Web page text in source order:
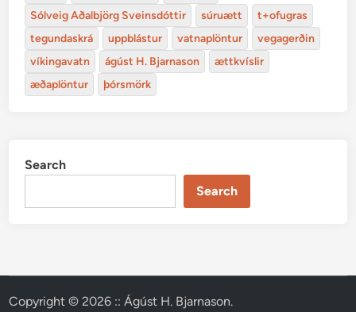
Sólveig Aðalbjörg Sveinsdóttir
súruætt
t+ofugras
tegundaskrá
uppblástur vatnaplöntur
vegagerðin
víkingavatn
ágúst H. Bjarnason
ættkvíslir
æðaplöntur
þórsmörk
Search
Search
Copyright © 2026 :: Ágúst H. Bjarnason.